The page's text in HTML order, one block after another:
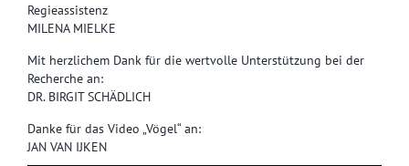
Regieassistenz
MILENA MIELKE
Mit herzlichem Dank für die wertvolle Unterstützung bei der
Recherche an:
DR. BIRGIT SCHÄDLICH
Danke für das Video „Vögel“ an:
JAN VAN IJKEN